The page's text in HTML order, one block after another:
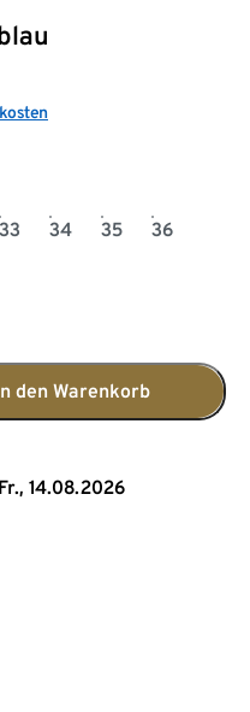
33 34 35 36
den Warenkorb
14.08.2026